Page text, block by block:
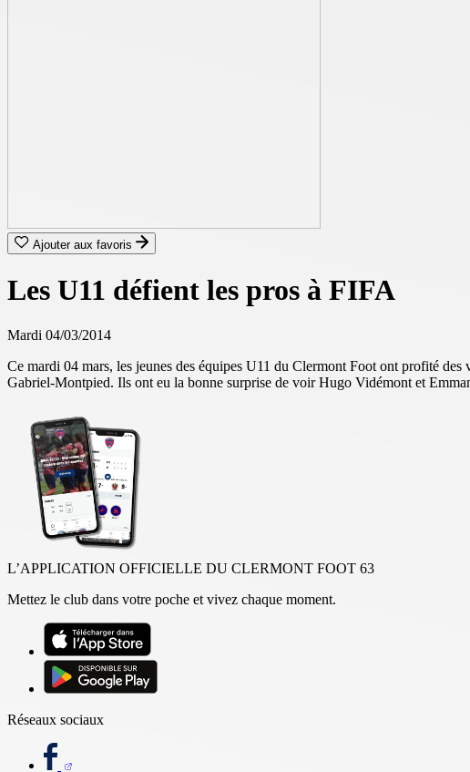
Ajouter aux favoris
Les U11 défient les pros à FIFA
Mardi 04/03/2014
Ce mardi 04 mars, les jeunes des équipes U11 du Clermont Foot ont profité
Gabriel-Montpied. Ils ont eu la bonne surprise de voir Hugo Vidémont et
L’APPLICATION OFFICIELLE DU CLERMONT FOOT 63
Mettez le club dans votre poche et vivez chaque moment.
Réseaux sociaux